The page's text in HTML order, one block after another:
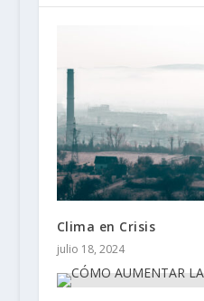
Clima en Crisis
julio 18, 2024